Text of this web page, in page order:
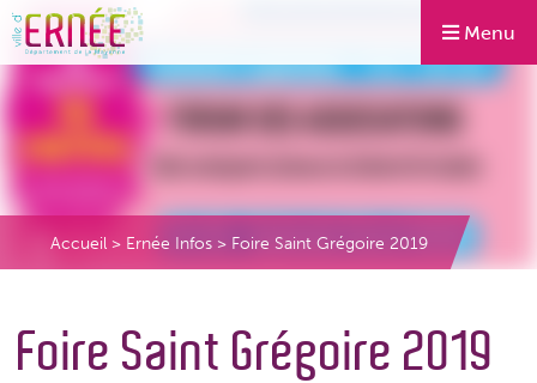
Menu
Accueil > Ernée Infos > Foire Saint Grégoire 2019
Foire Saint Grégoire 2019